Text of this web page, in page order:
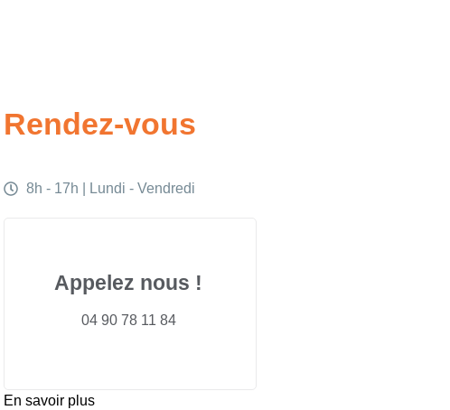
Rendez-vous
8h - 17h | Lundi - Vendredi
Appelez nous !
04 90 78 11 84
En savoir plus